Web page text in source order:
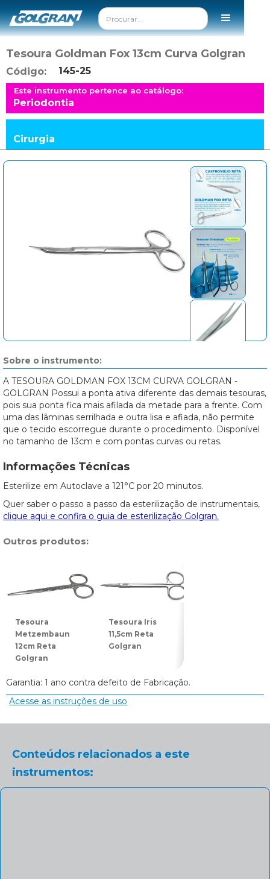
Tesoura Goldman Fox 13cm Curva Golgran
Código: 145-25
Este instrumento pertence ao catálogo:
Periodontia
Cirurgia
Sobre o instrumento:
A TESOURA GOLDMAN FOX 13CM CURVA GOLGRAN -
GOLGRAN Possui a ponta ativa diferente das demais tesouras,
pois sua ponta fica mais afilada da metade para a frente. Com
uma das lâminas serrilhada e outra lisa e afiada, não permite
que o tecido escorregue durante o procedimento. Disponível
no tamanho de 13cm e com pontas curvas ou retas.
Informações Técnicas
Esterilize em Autoclave a 121°C por 20 minutos.
Quer saber o passo a passo da esterilização de instrumentais,
clique aqui e confira o guia de esterilização Golgran.
Outros produtos:
Tesoura
Metzembaun
12cm Reta
Golgran
Tesoura Iris
11,5cm Reta
Golgran
Garantia: 1 ano contra defeito de Fabricação.
Acesse as instruções de uso
Conteúdos relacionados a este
instrumentos: